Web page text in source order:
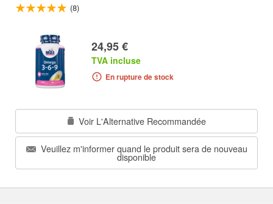
(8)
24,95 €
TVA incluse
En rupture de stock
Voir L'Alternative Recommandée
Veuillez m'informer quand le produit sera de nouveau
disponible